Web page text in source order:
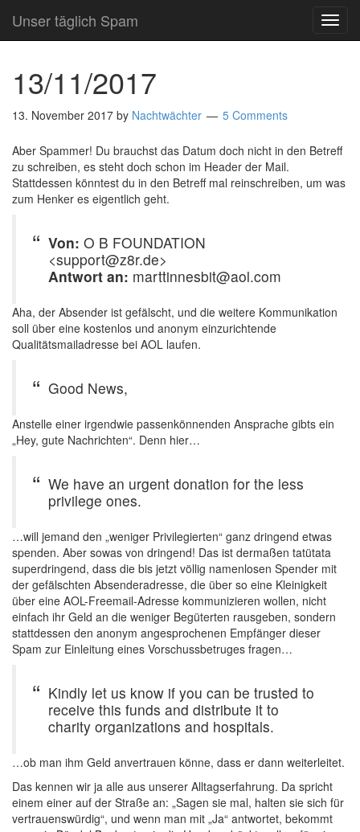
Unser täglich Spam
13/11/2017
13. November 2017 by Nachtwächter 5 Comments
Aber Spammer! Du brauchst das Datum doch nicht in den Betreff
zu schreiben, es steht doch schon im Header der Mail.
Stattdessen könntest du in den Betreff mal reinschreiben, um was
zum Henker es eigentlich geht.
Von: O B FOUNDATION
<support@z8r.de>
Antwort an: marttinnesbit@aol.com
Aha, der Absender ist gefälscht, und die weitere Kommunikation
soll über eine kostenlos und anonym einzurichtende
Qualitätsmailadresse bei AOL laufen.
Good News,
Anstelle einer irgendwie passenkönnenden Ansprache gibts ein
„Hey, gute Nachrichten“. Denn hier…
We have an urgent donation for the less
privilege ones.
…will jemand den „weniger Privilegierten“ ganz dringend etwas
spenden. Aber sowas von dringend! Das ist dermaßen tatütata
superdringend, dass die bis jetzt völlig namenlosen Spender mit
der gefälschten Absenderadresse, die über so eine Kleinigkeit
über eine AOL-Freemail-Adresse kommunizieren wollen, nicht
einfach ihr Geld an die weniger Begüterten rausgeben, sondern
stattdessen den anonym angesprochenen Empfänger dieser
Spam zur Einleitung eines Vorschussbetruges fragen…
Kindly let us know if you can be trusted to
receive this funds and distribute it to
charity organizations and hospitals.
…ob man ihm Geld anvertrauen könne, dass er dann weiterleitet.
Das kennen wir ja alle aus unserer Alltagserfahrung. Da spricht
einem einer auf der Straße an: „Sagen sie mal, halten sie sich für
vertrauenswürdig“, und wenn man mit „Ja“ antwortet, bekommt